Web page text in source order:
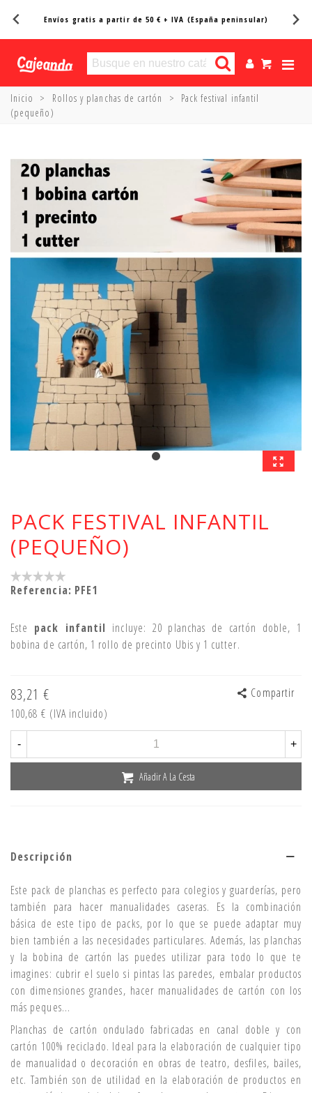
Entregas en 24/48h*
Inicio > Rollos y planchas de cartón >
Pack festival infantil
(pequeño)
PACK FESTIVAL INFANTIL
(PEQUEÑO)
Referencia: PFE1
Este pack infantil incluye: 20 planchas de cartón doble, 1
bobina de cartón, 1 rollo de precinto Ubis y 1 cutter.
83,21 €
100,68 € (IVA incluido)
Compartir
- +
Añadir A La Cesta
Descripción
Este pack de planchas es perfecto para colegios y guarderías, pero
también para hacer manualidades caseras. Es la combinación
básica de este tipo de packs, por lo que se puede adaptar muy
bien también a las necesidades particulares. Además, las planchas
y la bobina de cartón las puedes utilizar para todo lo que te
imagines: cubrir el suelo si pintas las paredes, embalar productos
con dimensiones grandes, hacer manualidades de cartón con los
más peques...
Planchas de cartón ondulado fabricadas en canal doble y con
cartón 100% reciclado. Ideal para la elaboración de cualquier tipo
de manualidad o decoración en obras de teatro, desfiles, bailes,
etc. También son de utilidad en la elaboración de productos en